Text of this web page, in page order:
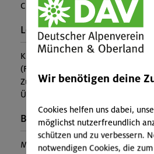
Christian Schwiertz
Leistung:
Kursleitung, Ausrüstung
(Falls nicht in den Leistungen
Zusatzkosten für z.B. An- und
Übernachtung oder Skipass an.)
Buchungscode:
MUC-25-0396
Wir benötigen deine
Cookies helfen uns dabei,
möglichst nutzerfreundlich
schützen und zu verbessern.
notwendigen Cookies, die